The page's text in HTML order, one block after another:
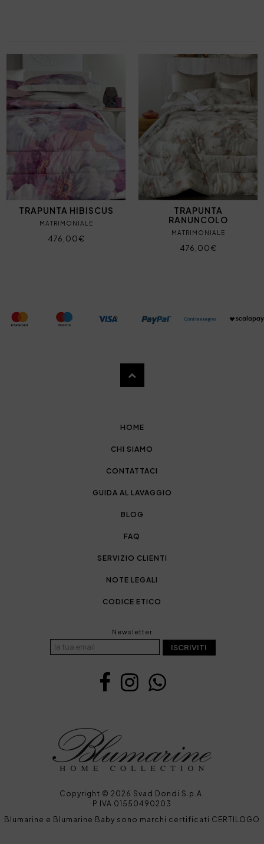
TRAPUNTA HIBISCUS
MATRIMONIALE
476,00€
TRAPUNTA
RANUNCOLO
MATRIMONIALE
476,00€
HOME
CHI SIAMO
CONTATTACI
GUIDA AL LAVAGGIO
BLOG
FAQ
SERVIZIO CLIENTI
NOTE LEGALI
CODICE ETICO
Newsletter
ISCRIVITI
Copyright © 2026 Svad Dondi S.p.A.
P.IVA 01550490203
Blumarine e Blumarine Baby sono marchi certificati CERTILOGO